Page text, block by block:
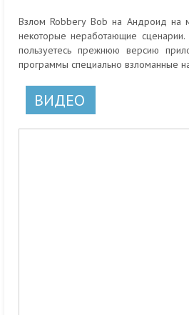
Взлом Robbery Bob на Андроид на
некоторые неработающие
пользуетесь прежнюю версию
программы специально взломанные
ВИДЕО